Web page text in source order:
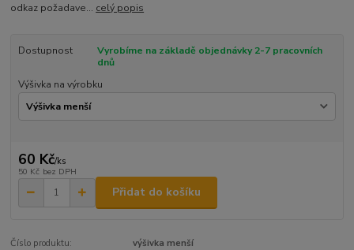
odkaz požadave... celý popis
Dostupnost
Vyrobíme na základě objednávky 2-7 pracovních
dnů
Výšivka na výrobku
60 Kč/ks
50 Kč bez DPH
Přidat do košíku
Číslo produktu:
výšivka menší